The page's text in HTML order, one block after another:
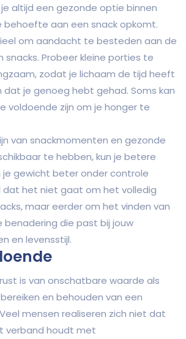
altijd een gezonde optie binnen
behoefte aan een snack opkomt.
om aandacht te besteden aan de
Probeer kleine porties te
zodat je lichaam de tijd heeft
je genoeg hebt gehad. Soms kan
voldoende zijn om je honger te
van snackmomenten en gezonde
te hebben, kun je betere
je gewicht beter onder controle
dat het niet gaat om het volledig
maar eerder om het vinden van
benadering die past bij jouw
en levensstijl.
is van onschatbare waarde als
en behouden van een
mensen realiseren zich niet dat
verband houdt met